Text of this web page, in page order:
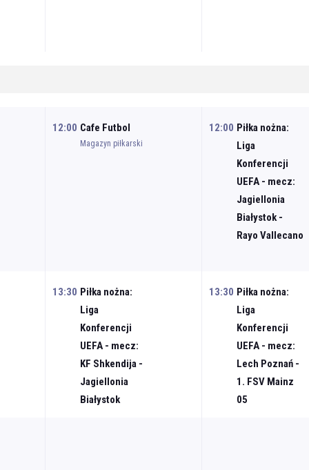
12:00 Cafe Futbol
Magazyn piłkarski
12:00 Piłka nożna:
Liga
Konferencji
UEFA - mecz:
Jagiellonia
Białystok -
Rayo Vallecano
13:30 Piłka nożna:
Liga
Konferencji
UEFA - mecz:
KF Shkendija -
Jagiellonia
Białystok
13:30 Piłka nożna:
Liga
Konferencji
UEFA - mecz:
Lech Poznań -
1. FSV Mainz
05